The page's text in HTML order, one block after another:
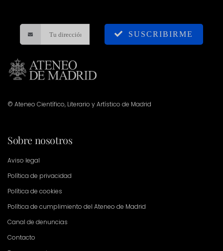
SUSCRIBIRME
© Ateneo Científico, Literario y Artístico de Madrid
Sobre nosotros
Aviso legal
Política de privacidad
Política de cookies
Política de cumplimiento del Ateneo de Madrid
Canal de denuncias
Contacto